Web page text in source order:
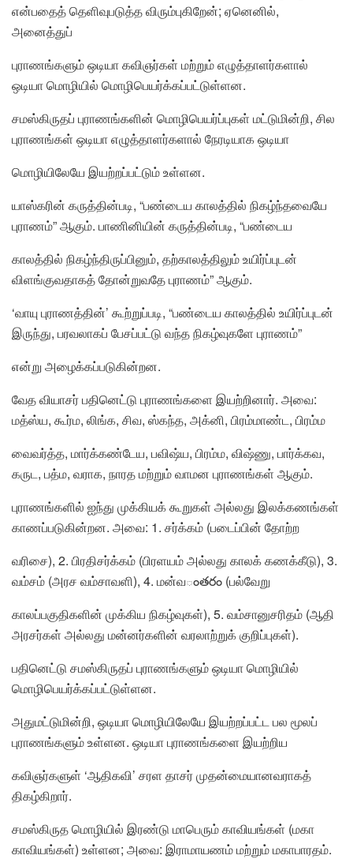
என்பதைத் தெளிவுபடுத்த விரும்புகிறேன்; ஏனெனில்,
அனைத்துப்
புராணங்களும் ஒடியா கவிஞர்கள் மற்றும் எழுத்தாளர்களால்
ஒடியா மொழியில் மொழிபெயர்க்கப்பட்டுள்ளன.
சமஸ்கிருதப் புராணங்களின் மொழிபெயர்ப்புகள் மட்டுமின்றி, சில
புராணங்கள் ஒடியா எழுத்தாளர்களால் நேரடியாக ஒடியா
மொழியிலேயே இயற்றப்பட்டும் உள்ளன.
யாஸ்கரின் கருத்தின்படி, “பண்டைய காலத்தில் நிகழ்ந்தவையே
புராணம்” ஆகும். பாணினியின் கருத்தின்படி, “பண்டைய
காலத்தில் நிகழ்ந்திருப்பினும், தற்காலத்திலும் உயிர்ப்புடன்
விளங்குவதாகத் தோன்றுவதே புராணம்” ஆகும்.
‘வாயு புராணத்தின்’ கூற்றுப்படி, “பண்டைய காலத்தில் உயிர்ப்புடன்
இருந்து, பரவலாகப் பேசப்பட்டு வந்த நிகழ்வுகளே புராணம்”
என்று அழைக்கப்படுகின்றன.
வேத வியாசர் பதினெட்டு புராணங்களை இயற்றினார். அவை:
மத்ஸ்ய, கூர்ம, லிங்க, சிவ, ஸ்கந்த, அக்னி, பிரம்மாண்ட, பிரம்ம
வைவர்த்த, மார்க்கண்டேய, பவிஷ்ய, பிரம்ம, விஷ்ணு, பார்க்கவ,
கருட, பத்ம, வராக, நாரத மற்றும் வாமன புராணங்கள் ஆகும்.
புராணங்களில் ஐந்து முக்கியக் கூறுகள் அல்லது இலக்கணங்கள்
காணப்படுகின்றன. அவை: 1. சர்க்கம் (படைப்பின் தோற்ற
வரிசை), 2. பிரதிசர்க்கம் (பிரளயம் அல்லது காலக் கணக்கீடு), 3.
வம்சம் (அரச வம்சாவளி), 4. மன்வంతరం (பல்வேறு
காலப்பகுதிகளின் முக்கிய நிகழ்வுகள்), 5. வம்சானுசரிதம் (ஆதி
அரசர்கள் அல்லது மன்னர்களின் வரலாற்றுக் குறிப்புகள்).
பதினெட்டு சமஸ்கிருதப் புராணங்களும் ஒடியா மொழியில்
மொழிபெயர்க்கப்பட்டுள்ளன.
அதுமட்டுமின்றி, ஒடியா மொழியிலேயே இயற்றப்பட்ட பல மூலப்
புராணங்களும் உள்ளன. ஒடியா புராணங்களை இயற்றிய
கவிஞர்களுள் ‘ஆதிகவி’ சரள தாசர் முதன்மையானவராகத்
திகழ்கிறார்.
சமஸ்கிருத மொழியில் இரண்டு மாபெரும் காவியங்கள் (மகா
காவியங்கள்) உள்ளன; அவை: இராமாயணம் மற்றும் மகாபாரதம்.